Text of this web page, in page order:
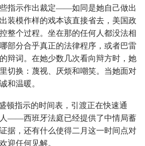
指示作出裁定——如同是她自己做出
装模作样的戏本该直接省去，美国政
整个过程。坐在那的任何人都没法相
部分合乎真正的法律程序，或者巴雷
辩词。在她少数几次看向辩方时，她
切换：蔑视、厌烦和嘲笑。当她面对
和温暖。
顿指示的时间表，引渡正在快速通
——西班牙法庭已经提供了中情局蓄
据，还有什么使得二月这一时间点对
迎任何见解。